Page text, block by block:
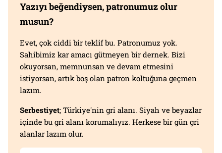
Yazıyı beğendiysen, patronumuz olur
musun?
Evet, çok ciddi bir teklif bu. Patronumuz yok.
Sahibimiz kar amacı gütmeyen bir dernek. Bizi
okuyorsan, memnunsan ve devam etmesini
istiyorsan, artık boş olan patron koltuğuna geçmen
lazım.
Serbestiyet; Türkiye'nin gri alanı. Siyah ve beyazlar
içinde bu gri alanı korumalıyız. Herkese bir gün gri
alanlar lazım olur.